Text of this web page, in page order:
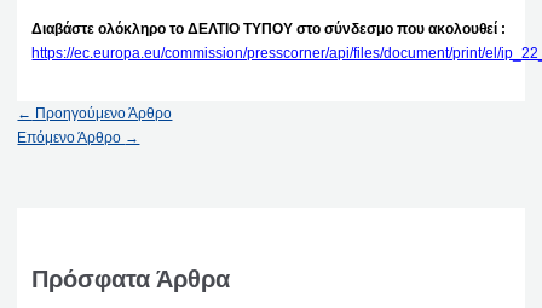
Διαβάστε ολόκληρο το ΔΕΛΤΙΟ ΤΥΠΟΥ στο σύνδεσμο που ακολουθεί :
https://ec.europa.eu/commission/presscorner/api/files/document/print/el/
← Προηγούμενο Άρθρο
Επόμενο Άρθρο →
Πρόσφατα Άρθρα